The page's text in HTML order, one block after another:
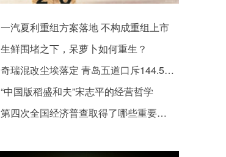
一汽夏利重组方案落地 不构成重组上市
生鲜围堵之下，呆萝卜如何重生？
奇瑞混改尘埃落定 青岛五道口斥144.5亿胜出
“中国版稻盛和夫”宋志平的经营哲学
第四次全国经济普查取得了哪些重要成果？